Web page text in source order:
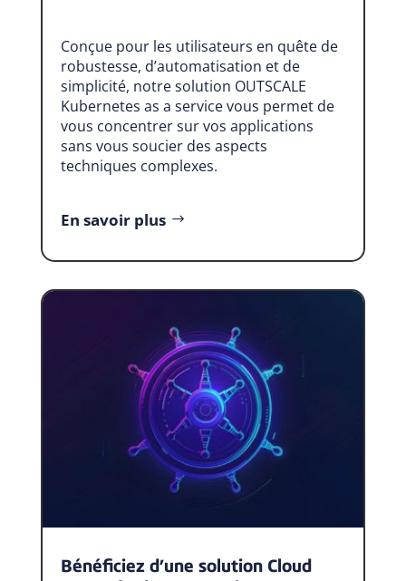
Conçue pour les utilisateurs en quête de
robustesse, d’automatisation et de
simplicité, notre solution OUTSCALE
Kubernetes as a service vous permet de
vous concentrer sur vos applications
sans vous soucier des aspects
techniques complexes.
En savoir plus
Bénéficiez d’une solution Cloud